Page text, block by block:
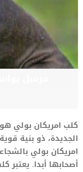
مرسل
كلب امريكان بولي
الجديدة، ذو بنية
امريكان بولي
أصحابها أبدا. يعتبر